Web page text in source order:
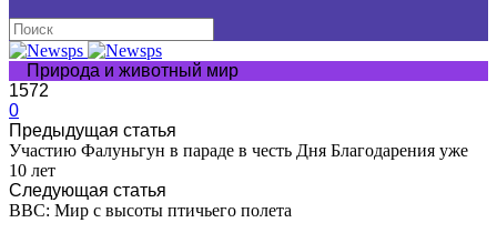
Природа и животный мир
1572
0
Предыдущая статья
Участию Фалуньгун в параде в честь Дня Благодарения уже
10 лет
Следующая статья
BBC: Мир с высоты птичьего полета